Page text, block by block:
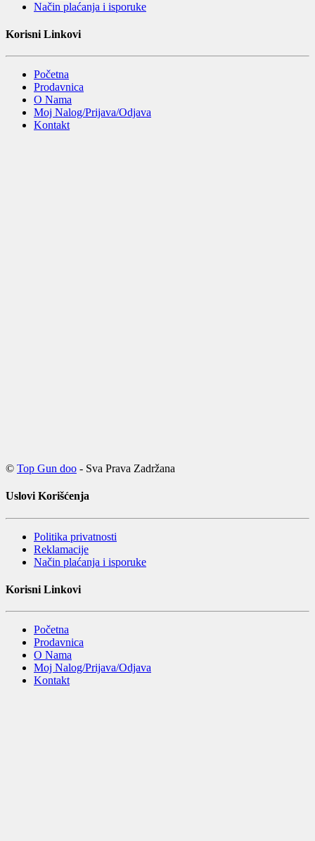
Način plaćanja i isporuke
Korisni Linkovi
Početna
Prodavnica
O Nama
Moj Nalog/Prijava/Odjava
Kontakt
© Top Gun doo - Sva Prava Zadržana
Uslovi Korišćenja
Politika privatnosti
Reklamacije
Način plaćanja i isporuke
Korisni Linkovi
Početna
Prodavnica
O Nama
Moj Nalog/Prijava/Odjava
Kontakt